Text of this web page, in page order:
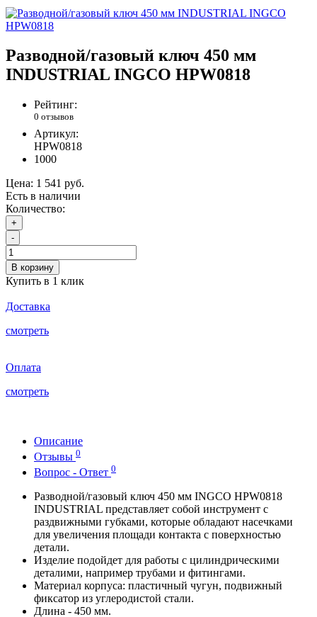
Разводной/газовый ключ 450 мм
INDUSTRIAL INGCO HPW0818
Рейтинг:
0 отзывов
Артикул:
HPW0818
1000
Цена: 1 541 руб.
Есть в наличии
Количество:
+
-
В корзину
Купить в 1 клик
Доставка
смотреть
Оплата
смотреть
Описание
Отзывы 0
Вопрос - Ответ 0
Разводной/газовый ключ 450 мм INGCO HPW0818
INDUSTRIAL представляет собой инструмент с
раздвижными губками, которые обладают насечками
для увеличения площади контакта с поверхностью
детали.
Изделие подойдет для работы с цилиндрическими
деталими, например трубами и фитингами.
Материал корпуса: пластичный чугун, подвижный
фиксатор из углеродистой стали.
Длина - 450 мм.